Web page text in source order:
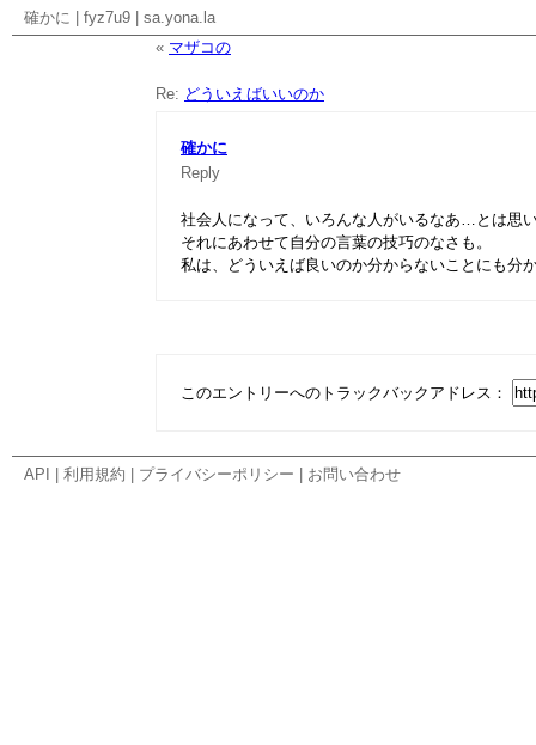
確かに fyz7u9
sa.yona.la
« マザコの
Re: どういえばいいのか
確かに
Reply
社会人になって、いろんな人がいるなあ…とは思
それにあわせて自分の言葉の技巧のなさも。
私は、どういえば良いのか分からないことにも分
このエントリーへのトラックバックアドレス：
API 利用規約 プライバシーポリシー お問い合わせ